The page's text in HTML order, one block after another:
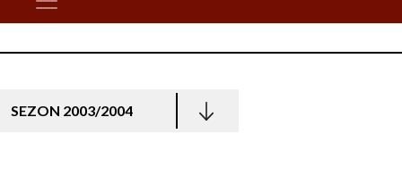
SEZON 2003/2004